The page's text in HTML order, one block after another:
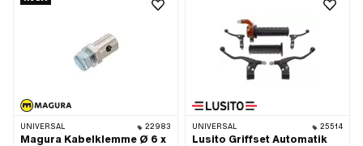
UNIVERSAL 22983
Magura Kabelklemme Ø 6 x
UNIVERSAL 25514
Lusito Griffset Automatik